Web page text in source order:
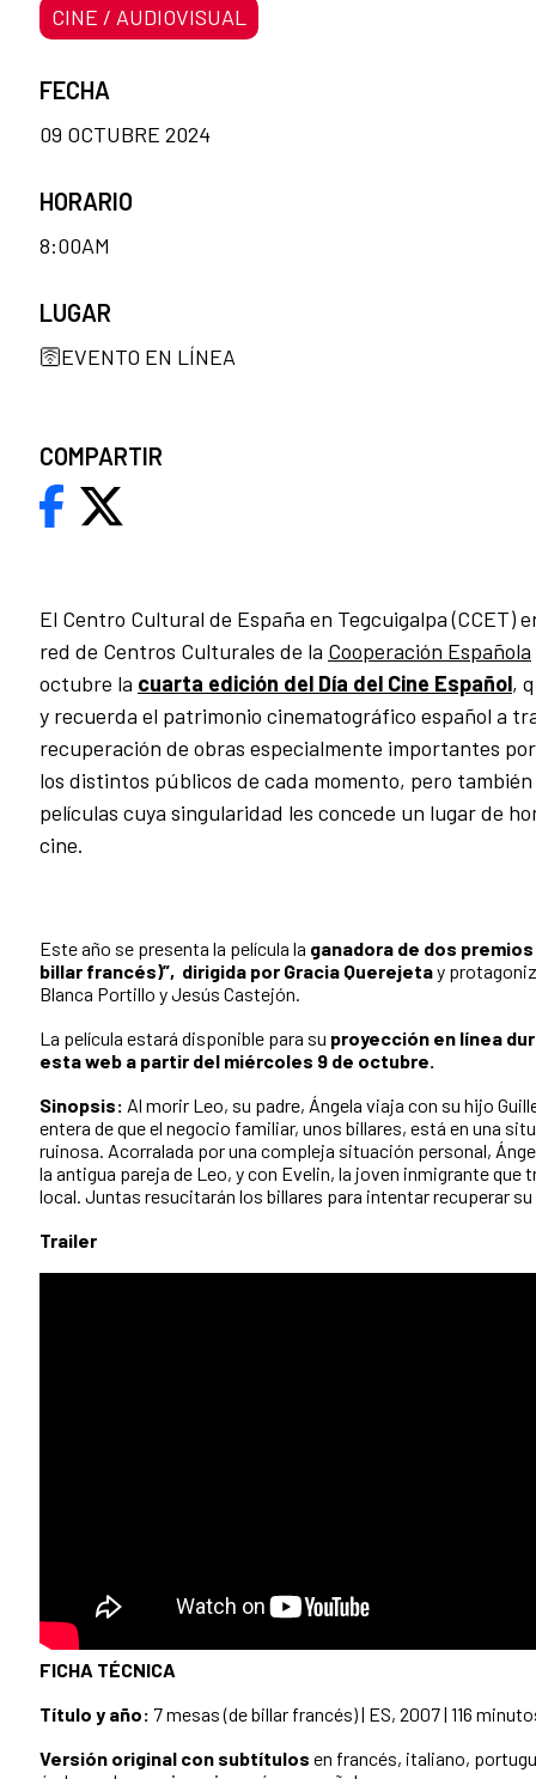
​El Centro Cultural de España en Tegcuigalpa (CCET)
red de Centros Culturales de la Cooperación Española
octubre la cuarta edición del Día del Cine Español,
y recuerda el patrimonio cinematográfico español a
recuperación de obras especialmente importantes
los distintos públicos de cada momento, pero
películas cuya singularidad les concede un lugar de
cine.
Este año se presenta la película la ganadora de dos premios
billar francés)”, dirigida por Gracia Querejetay
Blanca Portillo y Jesús Castejón.
La película estará disponible para su proyección en línea
esta web a partir del miércoles 9 de octubre.
Sinopsis: Al morir Leo, su padre, Ángela viaja con su hijo
entera de que el negocio familiar, unos billares, está en una
ruinosa. Acorralada por una compleja situación personal,
la antigua pareja de Leo, y con Evelin, la joven inmigrante que
local. Juntas resucitarán los billares para intentar recuperar
Trailer
FICHA TÉCNICA
Título y año: 7 mesas (de billar francés) | ES, 2007 | 116
Versión original con subtítulos en francés, italiano,
CINE / AUDIOVISUAL
FECHA
09 OCTUBRE 2024
HORARIO
8:00AM
LUGAR
🛜EVENTO EN LÍNEA
COMPARTIR